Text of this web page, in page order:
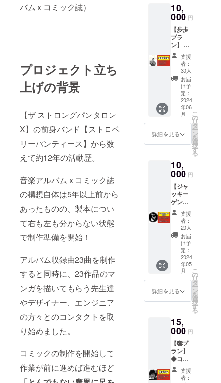
バム x コミック誌）
プロジェクト立ち
上げの背景
【ザ ストロングパンタロン
X】の前身バンド【ストロベ
リーパンティース】から数
えて約12年の活動歴。
音楽アルバム x コミック誌
の構想自体は5年以上前から
あったものの、製本につい
て右も左も分からない状態
で制作準備を開始！
アルバム収録曲23曲を制作
すると同時に、23作品のマ
ンガを描いてもらう先生達
やデザイナー、エンジニア
の方々とのコンタクトを取
り始めました。
コミックの制作を開始して
作業が前に進めば進むほど
品質な
オリジ
ザイン
のス
テッ
カーを
セット
でお届
けしま
す！ 大
感謝
メッ
セージ
ムー
ビーは
(A)とは
動画提
供方
法：動
画リン
クを
メール
にて送
らせて
頂きま
す。
大感謝
メッ
セージ
ムー
ビー(B)
ザスト
ロング
パンタ
ロンXが
一推し
する大
本命プ
ラン！
前代未
聞の368
ページ
のコ
貌が明
らか
んでヨ
シ聴い
てヨ
シ！ ※
動画提
供方
法：動
画リン
クを
メール
にて送
らせて
頂きま
す。
10,
000 円
【歩歩
プラ
ン】 ◆
コミッ
クアル
バム[毎
日スト
パン] ◆
歩歩が
あなた
のお題
でフ
リース
タイル
動画を
す！ ◆
歩歩が
あなた
の顔を
似顔絵
に描い
てカー
ドでお
届けし
ます！
◆クラ
ウド
ファン
ディン
グ限定
オリジ
ナルス
メッ
セージ
ビー(B)
現在放
送中
の”フ
リース
支援
者：
30人
お届
け予
定：
2024
年06
月
詳細を見る
こ
の
リ
タ
ー
ン
を
選
択
す
る
10,
000 円
【ジャ
ッキー
ゲンプ
ラン】
◆コ
ミック
アルバ
ム[毎日
ストパ
ン] ◆
ジャッ
キーゲ
ン︎ドラ
ムパッ
ク！ ◆
ンディ
ング限
定オリ
ジナル
ステッ
カー ◆
大感謝
メッ
支援
者：
20人
お届
け予
定：
2024
年05
月
詳細を見る
こ
の
リ
タ
ー
ン
を
選
択
す
る
15,
000 円
【響プ
ラン】
◆コ
ミック
アルバ
支援
者：